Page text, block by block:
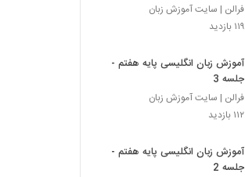
فرالن | سایت آموزش زبان
۱۱۹ بازدید
آموزش زبان انگلیسی پایه هفتم -
جلسه 3
فرالن | سایت آموزش زبان
۱۱۲ بازدید
آموزش زبان انگلیسی پایه هفتم -
جلسه 2